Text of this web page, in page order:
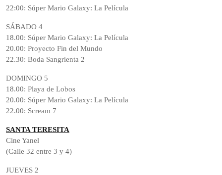
22:00: Súper Mario Galaxy: La Película
SÁBADO 4
18.00: Súper Mario Galaxy: La Película
20.00: Proyecto Fin del Mundo
22.30: Boda Sangrienta 2
DOMINGO 5
18.00: Playa de Lobos
20.00: Súper Mario Galaxy: La Película
22.00: Scream 7
SANTA TERESITA
Cine Yanel
(Calle 32 entre 3 y 4)
JUEVES 2